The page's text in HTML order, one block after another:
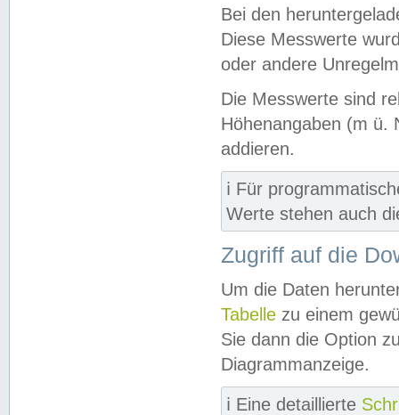
Bei den
Diese Messwerte
oder andere
Die Messwerte sind
Höhenangaben (m ü.
addieren.
ℹ️ Für
Werte stehen auch
Zugriff auf die
Um die Daten
Tabelle zu einem
Sie dann die Option
Diagrammanzeige.
ℹ️ Eine detaillierte